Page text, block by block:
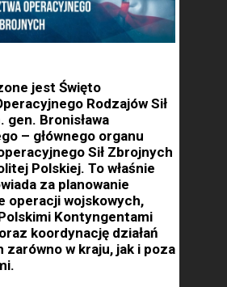
jest Święto
Rodzajów Sił
gen. Bronisława
– głównego organu
Sił Zbrojnych
Polskiej. To właśnie
za planowanie
operacji wojskowych,
Kontyngentami
koordynację działań
zarówno w kraju, jak i poza